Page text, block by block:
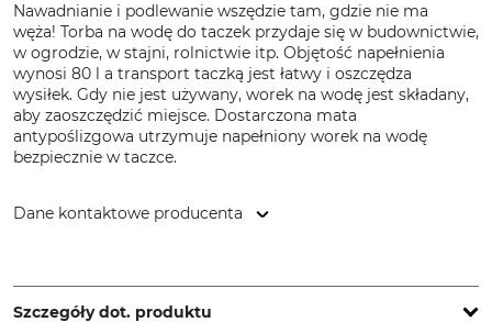
Nawadnianie i podlewanie wszędzie tam, gdzie nie ma
węża! Torba na wodę do taczek przydaje się w budownictwie,
w ogrodzie, w stajni, rolnictwie itp. Objętość napełnienia
wynosi 80 l a transport taczką jest łatwy i oszczędza
wysiłek. Gdy nie jest używany, worek na wodę jest składany,
aby zaoszczędzić miejsce. Dostarczona mata
antypoślizgowa utrzymuje napełniony worek na wodę
bezpiecznie w taczce.
Dane kontaktowe producenta
www.kerbl.com
Szczegóły dot. produktu